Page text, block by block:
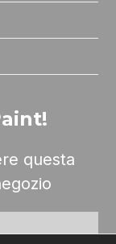
questa